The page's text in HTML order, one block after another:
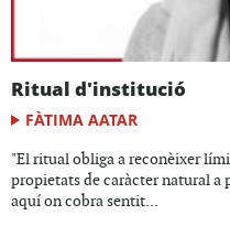
Ritual d'institució
FÀTIMA AATAR
"El ritual obliga a reconèixer
propietats de caràcter natural a
aquí on cobra sentit...